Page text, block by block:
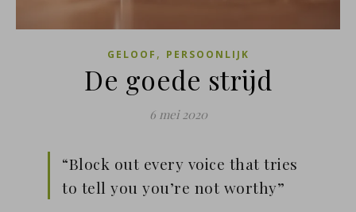
GELOOF , PERSOONLIJK
De goede strijd
6 mei 2020
“Block out every voice that tries
to tell you you’re not worthy”